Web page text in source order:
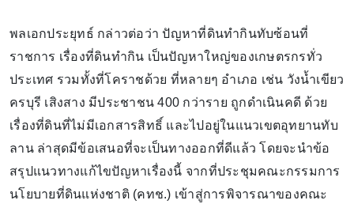
พลเอกประยุทธ์ กล่าวต่อว่า ปัญหาที่ดินทำกินทับซ้อนที่
ราชการ เรื่องที่ดินทำกิน เป็นปัญหาใหญ่ของเกษตรกรทั่ว
ประเทศ รวมทั้งที่โคราชด้วย ที่หลายๆ อำเภอ เช่น วังน้ำเขียว
ครบุรี เสิงสาง มีประชาชน 400 กว่าราย ถูกดำเนินคดี ด้วย
เรื่องที่ดินที่ไม่มีเอกสารสิทธิ์ และไปอยู่ในแนวเขตอุทยานทับ
ลาน ล่าสุดมีข้อเสนอที่จะเป็นทางออกที่ดีแล้ว โดยจะนำข้อ
สรุปแนวทางแก้ไขปัญหาเรื่องนี้ จากที่ประชุมคณะกรรมการ
นโยบายที่ดินแห่งชาติ (คทช.) เข้าสู่การพิจารณาของคณะ